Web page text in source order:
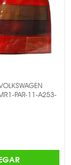
PAR-11-A253-